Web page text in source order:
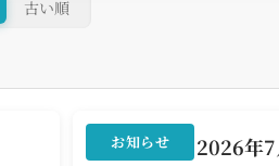
古い順
お知らせ